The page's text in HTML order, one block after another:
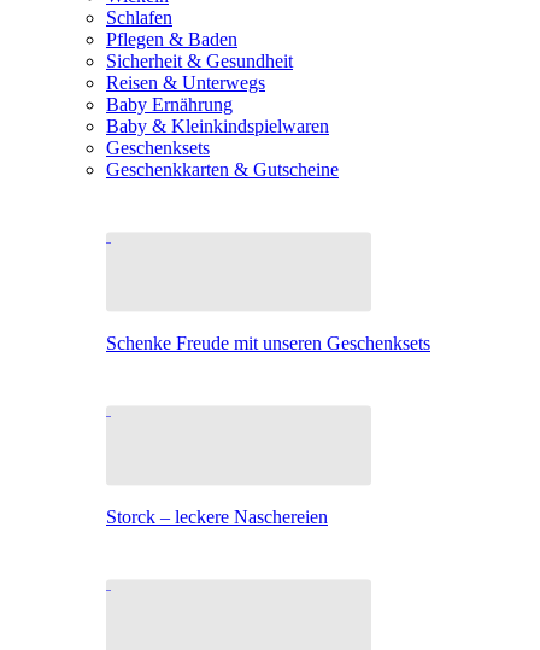
Schlafen
Pflegen & Baden
Sicherheit & Gesundheit
Reisen & Unterwegs
Baby Ernährung
Baby & Kleinkindspielwaren
Geschenksets
Geschenkkarten & Gutscheine
Schenke Freude mit unseren Geschenksets
Storck – leckere Naschereien